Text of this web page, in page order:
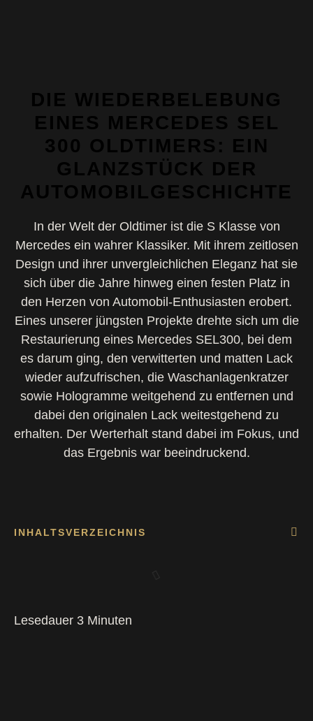
DIE WIEDERBELEBUNG
EINES MERCEDES SEL
300 OLDTIMERS: EIN
GLANZSTÜCK DER
AUTOMOBILGESCHICHTE
In der Welt der Oldtimer ist die S Klasse von
Mercedes ein wahrer Klassiker. Mit ihrem zeitlosen
Design und ihrer unvergleichlichen Eleganz hat sie
sich über die Jahre hinweg einen festen Platz in
den Herzen von Automobil-Enthusiasten erobert.
Eines unserer jüngsten Projekte drehte sich um die
Restaurierung eines Mercedes SEL300, bei dem
es darum ging, den verwitterten und matten Lack
wieder aufzufrischen, die Waschanlagenkratzer
sowie Hologramme weitgehend zu entfernen und
dabei den originalen Lack weitestgehend zu
erhalten. Der Werterhalt stand dabei im Fokus, und
das Ergebnis war beeindruckend.
INHALTSVERZEICHNIS
Lesedauer 3 Minuten